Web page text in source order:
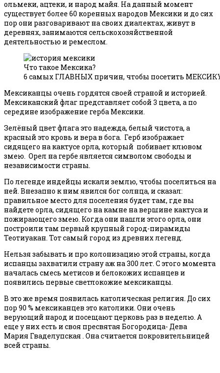
ольмеки, ацтеки, и народ майя. На данный момент
существует более 60 коренных народов Мексики и до сих
пор они разговаривают на своих диалектах, живут в
деревнях, занимаются сельскохозяйственной
деятельностью и ремеслом.
Что такое Мексика?
6 самых ГЛАВНЫХ причин, чтобы посетить
Мексиканцы очень гордятся своей страной и историей.
Мексиканский флаг представляет собой 3 цвета, а по
середине изображение герба Мексики.
Зелёный цвет флага это надежда, белый чистота, а
красный это кровь и вера в бога. Герб изображает
сидящего на кактусе орла, который побивает клювом
змею. Орел на гербе является символом свободы и
независимости страны.
По легенде индейцы искали землю, чтобы поселиться на
ней. Внезапно к ним явился бог солнца, и сказал:
правильное место для поселения будет там, где вы
найдете орла, сидящего на камне на вершине кактуса и
пожирающего змею. Когда они нашли этого орла, они
построили там первый крупный город-пирамиды
Теотиуакан. Тот самый город из древних легенд.
Нельзя забывать и про колонизацию этой страны, когда
испанцы захватили страну аж на 300 лет. С этого момента
началась смесь метисов и белокожих испанцев и
появились первые светлокожие мексиканцы.
В это же время появилась католическая религия. До сих
пор 90 % мексиканцев это католики. Они очень
верующий народ и посещают церковь раз в неделю. А
еще у них есть и своя пресвятая Богородица- Дева
Мария Гваделупская . Она считается покровительницей
всей страны.